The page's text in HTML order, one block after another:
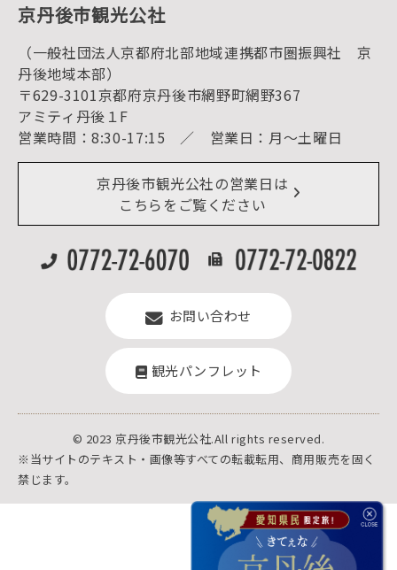
観光
海水浴
キャンプ
お宿探し
宿泊・日帰り予約（空室検索）
予約照会・予約キャンセル
宿泊施設一覧（お宿比較ページ）
アクセス
お知らせ
イベント情報
デジタル観光パンフレット
リアルタイム道路情報
よくある質問
京丹後市観光公社
（一般社団法人京都府北部地域連携都市圏振興社 京
丹後地域本部）
〒629-3101京都府京丹後市網野町網野367
アミティ丹後１F
営業時間：8:30-17:15 ／ 営業日：月～土曜日
京丹後市観光公社の営業日は
こちらをご覧ください
お問い合わせ
観光パンフレット
© 2023 京丹後市観光公社.All rights reserved.
※当サイトのテキスト・画像等すべての転載転用、商用販売を固く
禁じます。